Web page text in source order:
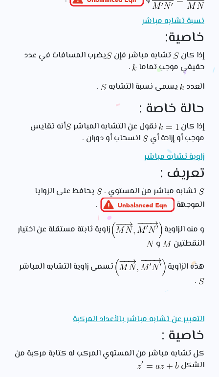
نسبة تشابه مباشر
خاصية:
إذا كان تشابه مباشر فإن
يضرب المسافات في عدد
حقيقي موجب تماما
.
العدد
يسمى نسبة التشابه .
حالة خاصة :
إذا كان نقول عن التشابه المباشر
أنه تقايس
موجب أو إزاحة أي
انسحاب أو دوران .
زاوية تشابه مباشر
تعريف :
تشابه مباشر من المستوي .
يحافظ على الزوايا
الموجهة
.
و منه الزاوية
زاوية ثابتة مستقلة عن اختيار
النقطتين
و
هذه الزاوية
تسمى زاوية التشابه المباشر
.
التعبير عن تشابه مباشر بالأعداد المركبة
خاصية :
كل تشابه مباشر من المستوي المركب له كتابة مركبة من
الشكل